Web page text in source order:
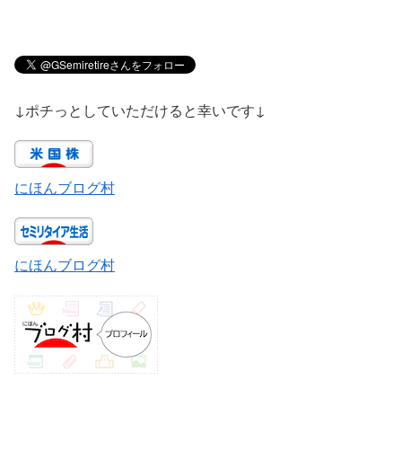
↓ポチっとしていただけると幸いです↓
にほんブログ村
にほんブログ村